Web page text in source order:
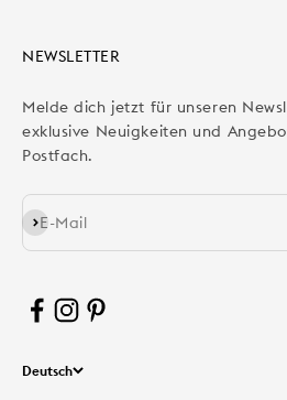
NEWSLETTER
Melde dich jetzt für unseren
exklusive Neuigkeiten und
Postfach.
E-Mail
Abonnieren
Deutsch